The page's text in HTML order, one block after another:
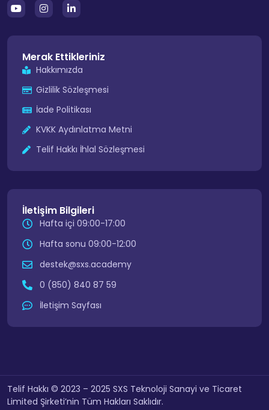
Merak Ettikleriniz
Hakkımızda
Gizlilik Sözleşmesi
İade Politikası
KVKK Aydınlatma Metni
Telif Hakkı İhlal Sözleşmesi
İletişim Bilgileri
Hafta içi 09:00-17:00
Hafta sonu 09:00-12:00
destek@sxs.academy
0 (850) 840 87 59
İletişim Sayfası
Telif Hakkı © 2023 – 2025 SXS Teknoloji Sanayi ve Ticaret
Limited Şirketi’nin Tüm Hakları Saklıdır.